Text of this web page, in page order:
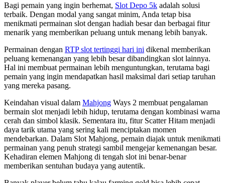
Bagi pemain yang ingin berhemat, Slot Depo 5k adalah solusi
terbaik. Dengan modal yang sangat minim, Anda tetap bisa
menikmati permainan slot dengan hadiah besar dan berbagai fitur
menarik yang memberikan peluang untuk menang lebih banyak.
Permainan dengan RTP slot tertinggi hari ini dikenal memberikan
peluang kemenangan yang lebih besar dibandingkan slot lainnya.
Hal ini membuat permainan lebih menguntungkan, terutama bagi
pemain yang ingin mendapatkan hasil maksimal dari setiap taruhan
yang mereka pasang.
Keindahan visual dalam Mahjong Ways 2 membuat pengalaman
bermain slot menjadi lebih hidup, terutama dengan kombinasi warna
cerah dan simbol klasik. Sementara itu, fitur Scatter Hitam menjadi
daya tarik utama yang sering kali menciptakan momen
mendebarkan. Dalam Slot Mahjong, pemain diajak untuk menikmati
permainan yang penuh strategi sambil mengejar kemenangan besar.
Kehadiran elemen Mahjong di tengah slot ini benar-benar
memberikan sentuhan budaya yang autentik.